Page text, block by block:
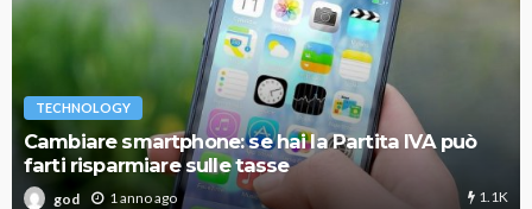
TECHNOLOGY
Cambiare smartphone: se hai la Partita IVA può
farti risparmiare sulle tasse
god 1 anno ago 1.1K